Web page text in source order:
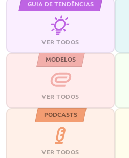
GUIA DE TENDÊNCIAS
VER TODOS
MODELOS
VER TODOS
PODCASTS
VER TODOS